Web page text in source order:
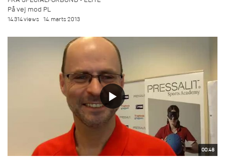
På vej mod PL
14.314 views 14. marts 2013
00:48